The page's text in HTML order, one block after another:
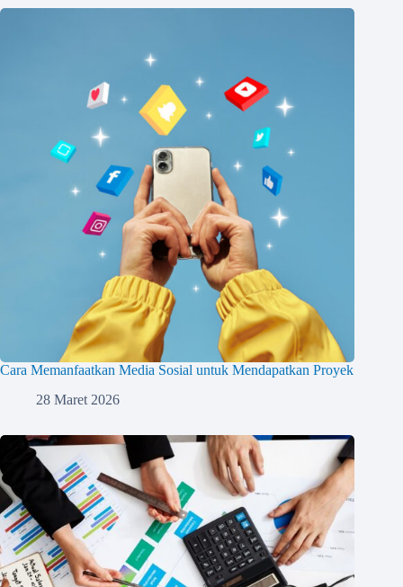
Cara Memanfaatkan Media Sosial untuk Mendapatkan Proyek
28 Maret 2026